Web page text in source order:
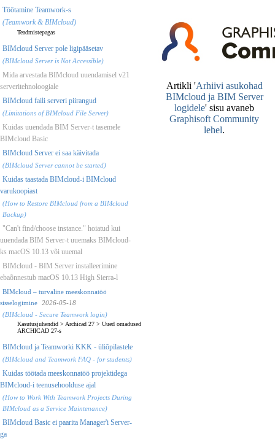
Töötamine Teamwork-s
(Teamwork & BIMcloud)
Teadmistepagas
BIMcloud Server pole ligipääsetav
(BIMcloud Server is Not Accessible)
Mida arvestada BIMcloud uuendamisel v21
serveritehnoloogiale
BIMcloud faili serveri piirangud
(Limitations of BIMcloud File Server)
Kuidas uuendada BIM Server-t tasemele
BIMcloud Basic
BIMcloud Server ei saa käivitada
(BIMcloud Server cannot be started)
Kuidas taastada BIMcloud-i BIMcloud
varukoopiast
(How to Restore BIMcloud from a BIMcloud
Backup)
"Can't find/choose instance." hoiatud kui
uuendada BIM Server-t uuemaks BIMcloud-
ks macOS 10.13 või uuemal
BIMcloud - BIM Server installeerimine
ebaõnnestub macOS 10.13 High Sierra-l
BIMcloud – turvaline meeskonnatöö
sisselogimine
2026-05-18
(BIMcloud - Secure Teamwork login)
Kasutusjuhendid > Archicad 27 > Uued omadused
ARCHICAD 27-s
BIMcloud ja Teamworki KKK - üliõpilastele
(BIMcloud and Teamwork FAQ - for students)
Kuidas töötada meeskonnatöö projektidega
BIMcloud-i teenusehoolduse ajal
(How to Work With Teamwork Projects During
BIMcloud as a Service Maintenance)
BIMcloud Basic ei paarita Manager'i Server-
ga